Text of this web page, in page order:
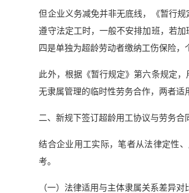
但企业义务减免并非无底线，《暂行
遵守法定工时，一般不安排加班，若
四是单独为超龄劳动者缴纳工伤保险
此外，根据《暂行规定》第六条规定
无隶属管理的临时性劳务合作，两者适
二、新规下签订超龄用工协议与劳务合
结合企业用工实际，笔者从法律定性
考。
（一）法律适用与主体隶属关系差异对